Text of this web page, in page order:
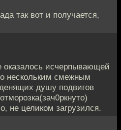
так вот и получается,
оказалось исчерпывающей
нескольким смежным
душу подвигов
не целиком загрузился.